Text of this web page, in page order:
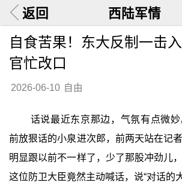
返回 西陆军情
自食苦果！东大反制一击
官忙改口
2026-06-10 自由
话说最近东京那边，气氛有点微
前放狠话的小泉进次郎，前两天站在记
明显跟以前不一样了，少了那股冲劲儿
这位防卫大臣竟然主动喊话，说“对话的